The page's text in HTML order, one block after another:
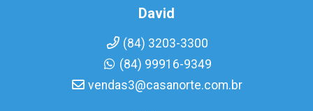
David
(84) 3203-3300
(84) 99916-9349
vendas3@casanorte.com.br